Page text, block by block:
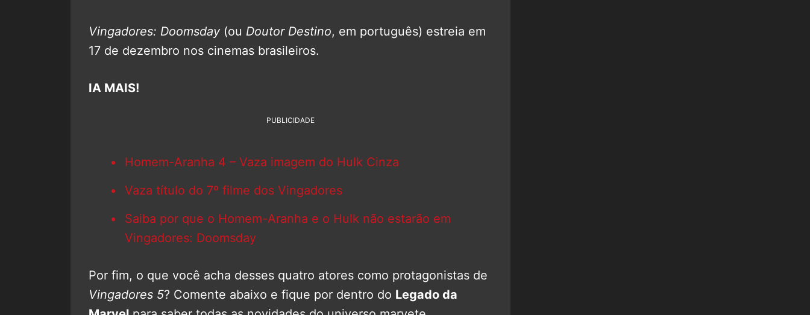
Vingadores: Doomsday (ou Doutor Destino, em português) estreia em
17 de dezembro nos cinemas brasileiros.
IA MAIS!
PUBLICIDADE
Homem-Aranha 4 – Vaza imagem do Hulk Cinza
Vaza título do 7º filme dos Vingadores
Saiba por que o Homem-Aranha e o Hulk não estarão em
Vingadores: Doomsday
Por fim, o que você acha desses quatro atores como protagonistas de
Vingadores 5? Comente abaixo e fique por dentro do Legado da